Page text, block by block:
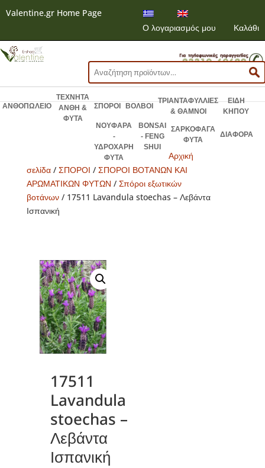
Valentine.gr Home Page
Ο λογαριασμός μου
Καλάθι
Αναζήτηση
για:
ΑΝΘΟΠΩΛΕΙΟ
ΤΕΧΝΗΤΑ
ΑΝΘΗ &
ΦΥΤΑ
ΣΠΟΡΟΙ ΒΟΛΒΟΙ
ΤΡΙΑΝΤΑΦΥΛΛΙΕΣ
& ΘΑΜΝΟΙ
ΕΙΔΗ
ΚΗΠΟΥ
ΝΟΥΦΑΡΑ
-
ΥΔΡΟΧΑΡΗ
ΦΥΤΑ
BONSAI
- FENG
SHUI
ΣΑΡΚΟΦΑΓΑ
ΦΥΤΑ
ΔΙΑΦΟΡΑ
Αρχική
σελίδα/ ΣΠΟΡΟΙ / ΣΠΟΡΟΙ ΒΟΤΑΝΩΝ ΚΑΙ
ΑΡΩΜΑΤΙΚΩΝ ΦΥΤΩΝ / Σπόροι εξωτικών
βοτάνων/ 17511 Lavandula stoechas – Λεβάντα
Ισπανική
17511
Lavandula
stoechas –
Λεβάντα
Ισπανική